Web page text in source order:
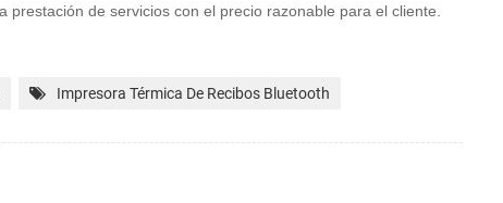
prestación de servicios con el precio razonable para el cliente.
Impresora Térmica De Recibos Bluetooth